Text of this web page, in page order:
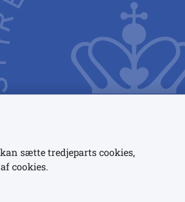
sætte tredjeparts cookies,
cookies.